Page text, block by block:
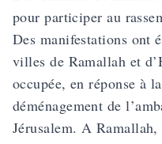
pour participer au
Des manifestations ont
villes de Ramallah et
occupée, en réponse à
déménagement de
Jérusalem. A